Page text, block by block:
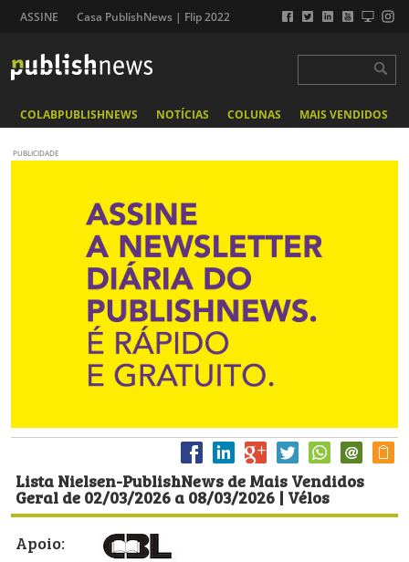
ASSINE Casa PublishNews | Flip 2022
COLABPUBLISHNEWS NOTÍCIAS COLUNAS MAIS VENDIDOS
PUBLICIDADE
Lista Nielsen-PublishNews de Mais Vendidos
Geral de 02/03/2026 a 08/03/2026 | Vélos
Apoio: